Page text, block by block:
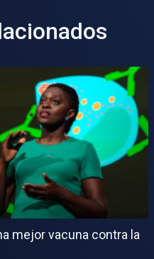
mejor vacuna contra la